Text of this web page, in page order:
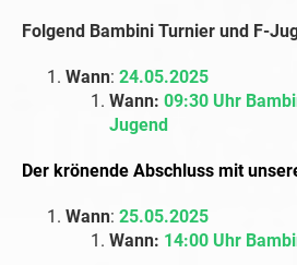
Folgend Bambini Turnier und F-
Wann: 24.05.2025
Wann: 09:30 Uhr
Jugend
Der krönende Abschluss mit
Wann: 25.05.2025
Wann: 14:00 Uhr